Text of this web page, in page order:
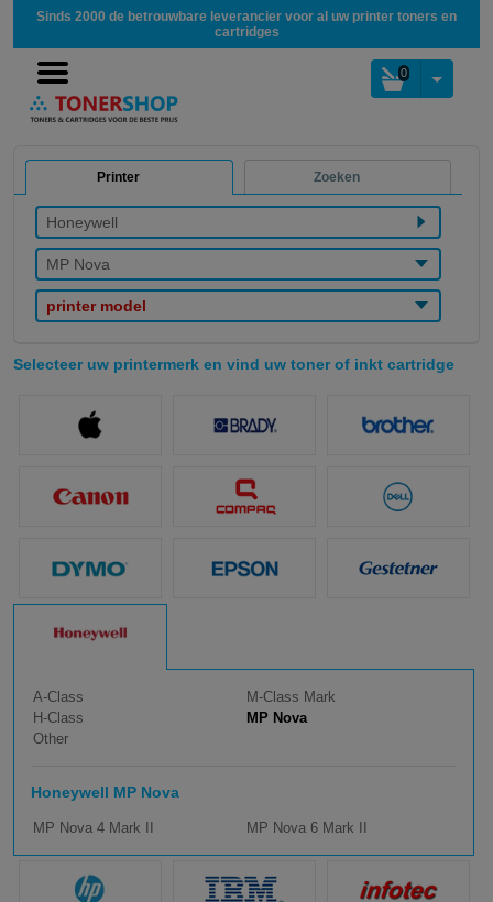
Sinds 2000 de betrouwbare leverancier voor al uw printer toners en
cartridges
0
Printer Zoeken
Honeywell
MP Nova
printer model
Selecteer uw printermerk en vind uw toner of inkt cartridge
A-Class
H-Class
M-Class Mark
MP Nova
Other
Honeywell MP Nova
MP Nova 4 Mark II MP Nova 6 Mark II